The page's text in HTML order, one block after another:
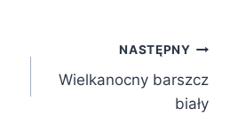
NASTĘPNY
Wielkanocny barszcz
biały